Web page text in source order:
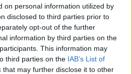
on personal information utilized by
disclosed to third parties prior to
opt-out of the further
information by third parties on the
This information may
third parties on the IAB’s List of
that may further disclose it to other
szerint az áramszolgáltató 65
Rt. 35 %-os tulajdoni hányadával,
új gazdasági társaság
társaság célja, hogy a két alapító
kapcsolódó leolvasási és